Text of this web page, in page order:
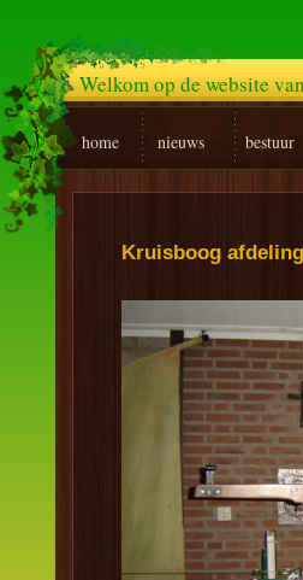
Kruisboog afdeling
Welkom op de website
home nieuws bestuur